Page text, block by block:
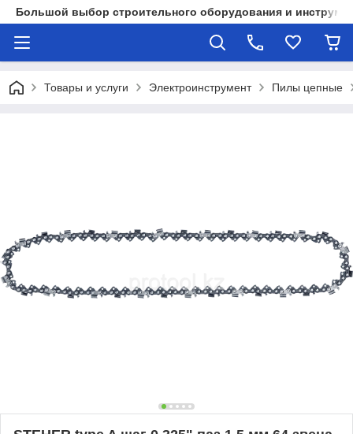
Большой выбор строительного оборудования и
Товары и услуги Электроинструмент Пилы цепные